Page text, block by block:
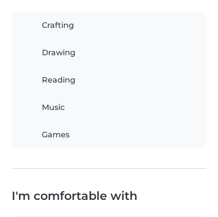
Crafting
Drawing
Reading
Music
Games
I'm comfortable with